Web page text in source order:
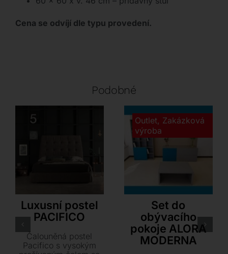
Cena se odvíjí dle typu provedení.
Podobné
Luxusní postel
PACIFICO
Čalouněná postel
Pacifico s vysokým
Outlet, Zakázková
výroba
Set do
obývacího
pokoje ALORA
MODERNA